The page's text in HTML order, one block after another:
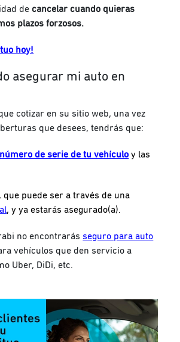
decancelar cuando quieras
plazos forzosos.
hoy!
asegurar mi auto en
cotizar en su sitio web, una vez
que desees, tendrás que:
número de serie de tu vehículo y las
que puede ser a través de una
, y ya estarás asegurado(a).
no encontrarásseguro para auto
vehículos que den servicio a
Uber, DiDi, etc.